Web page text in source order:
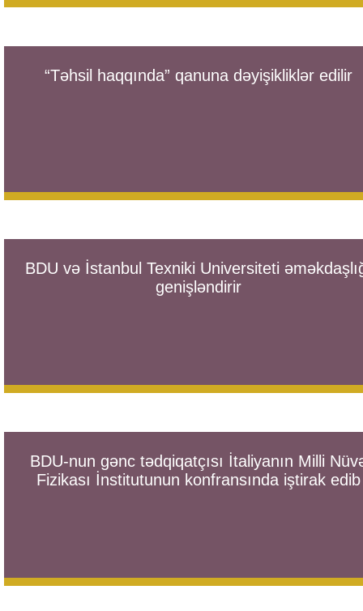
“Təhsil haqqında” qanuna dəyişikliklər edilir
BDU və İstanbul Texniki Universiteti
genişləndirir
BDU-nun gənc tədqiqatçısı İtaliyanın Milli
Fizikası İnstitutunun konfransında iştirak edib